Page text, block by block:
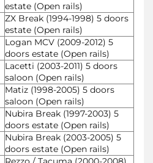
estate (Open rails)
ZX Break (1994-1998) 5 doors
estate (Open rails)
Logan MCV (2009-2012) 5
doors estate (Open rails)
Lacetti (2003-2011) 5 doors
saloon (Open rails)
Matiz (1998-2005) 5 doors
saloon (Open rails)
Nubira Break (1997-2003) 5
doors estate (Open rails)
Nubira Break (2003-2005) 5
doors estate (Open rails)